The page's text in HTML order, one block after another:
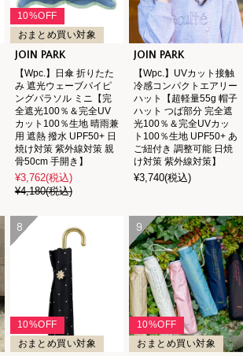
10%OFF
おまとめ買い対象
JOIN PARK
【Wpc.】日傘 折りたた
み 遮光ウェーブパイピ
ングパラソル ミニ【完
全遮光100％＆完全UV
カット100％生地 晴雨兼
用 遮熱 撥水 UPF50+ 日
焼け対策 紫外線対策 親
骨50cm 手開き】
¥3,762(税込)
¥4,180(税込)
JOIN PARK
【Wpc.】UVカット接触
冷感コンパクトエアリー
ハット【超軽量55g 帽子
ハット つば部分 完全遮
光100％＆完全UVカッ
ト100％生地 UPF50+ あ
ご紐付き 調整可能 日焼
け対策 紫外線対策】
¥3,740(税込)
8
10%OFF
おまとめ買い対象
9
10%OFF
おまとめ買い対象